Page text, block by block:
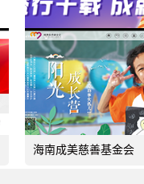
海南成美慈善基金会